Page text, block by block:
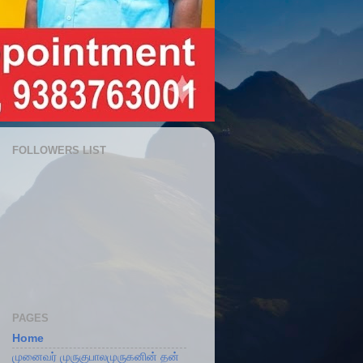
FOLLOWERS LIST
PAGES
Home
முனைவர் முருகுபாலமுருகனின் தன்